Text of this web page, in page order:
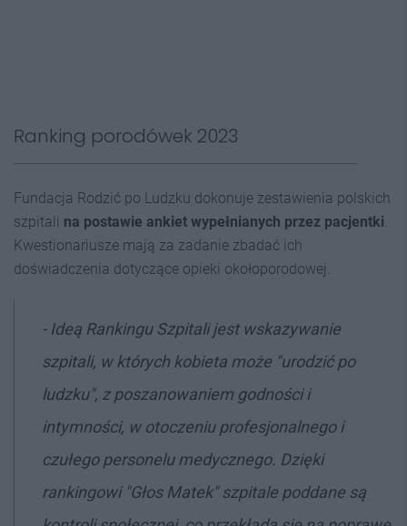
Ranking porodówek 2023
Fundacja Rodzić po Ludzku dokonuje zestawienia polskich
szpitali na postawie ankiet wypełnianych przez pacjentki
Kwestionariusze mają za zadanie zbadać ich
doświadczenia dotyczące opieki okołoporodowej.
- Ideą Rankingu Szpitali jest wskazywanie
szpitali, w których kobieta może "urodzić po
ludzku", z poszanowaniem godności i
intymności, w otoczeniu profesjonalnego i
czułego personelu medycznego. Dzięki
rankingowi "Głos Matek" szpitale poddane są